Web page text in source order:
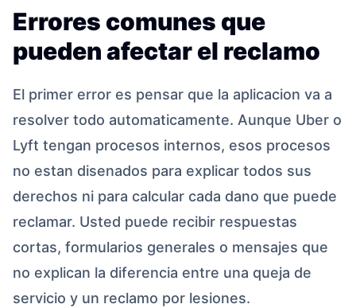
Errores comunes que
pueden afectar el reclamo
El primer error es pensar que la aplicacion va a
resolver todo automaticamente. Aunque Uber o
Lyft tengan procesos internos, esos procesos
no estan disenados para explicar todos sus
derechos ni para calcular cada dano que puede
reclamar. Usted puede recibir respuestas
cortas, formularios generales o mensajes que
no explican la diferencia entre una queja de
servicio y un reclamo por lesiones.